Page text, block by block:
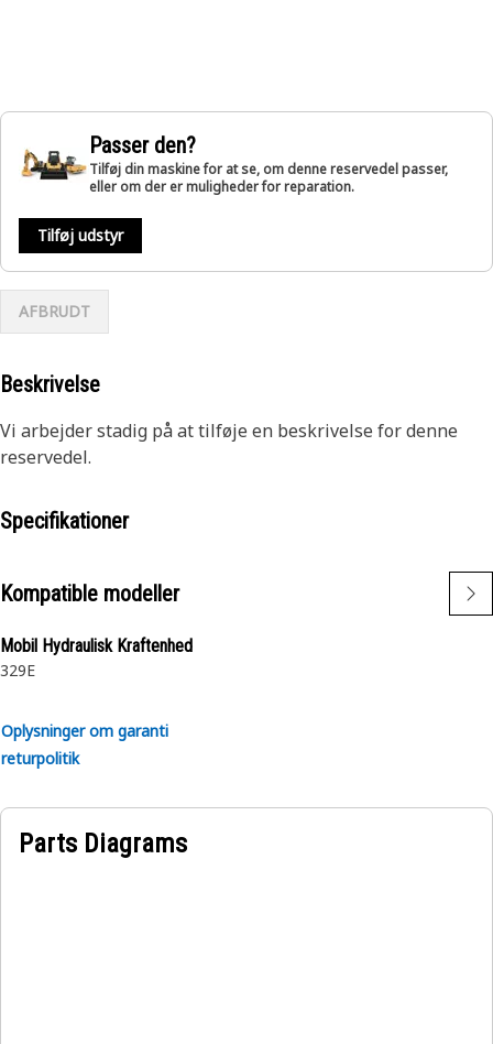
Passer den?
Tilføj din maskine for at se, om denne reservedel passer,
eller om der er muligheder for reparation.
Tilføj udstyr
AFBRUDT
Beskrivelse
Vi arbejder stadig på at tilføje en beskrivelse for denne
reservedel.
Specifikationer
Kompatible modeller
Mobil Hydraulisk Kraftenhed
329E
Oplysninger om garanti
returpolitik
Parts Diagrams